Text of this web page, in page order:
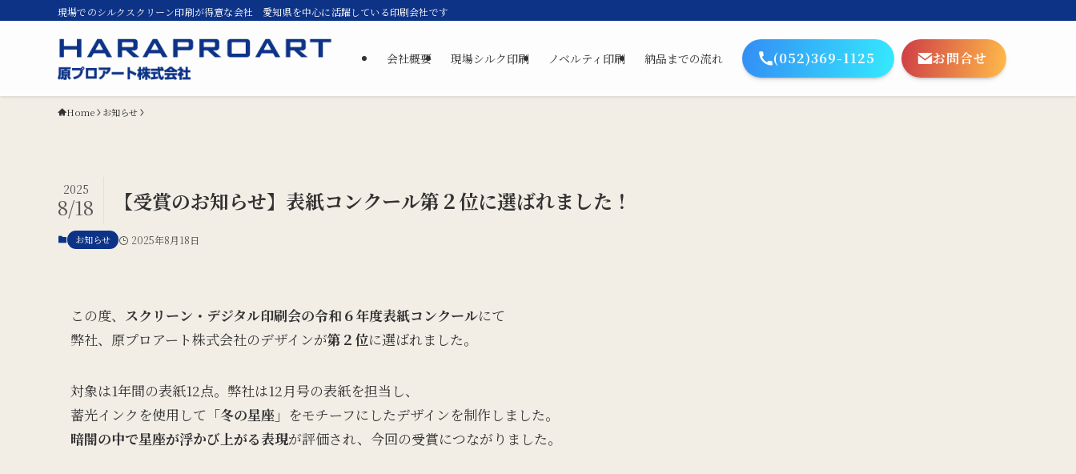
現場でのシルクスクリーン印刷が得意な会社 愛知県を中心に活躍している印刷会社です
会社概要 現場シルク印刷 ノベルティ印刷 納品までの流れ (052)369-1125 お問合せ
Home お知らせ
【受賞のお知らせ】表紙コンクール第２位に選ばれました！
2025
8/18
お知らせ 2025年8月18日
この度、 スクリーン・デジタル印刷会の令和６年度表紙コンクールにて
弊社、原プロアート株式会社のデザインが第２位に選ばれました。
対象は1年間の表紙12点。弊社は12月号の表紙を担当し、
蓄光インクを使用して 「冬の星座」 をモチーフにしたデザインを制作しました。
暗闇の中で星座が浮かび上がる表現が評価され、今回の受賞につながりました。